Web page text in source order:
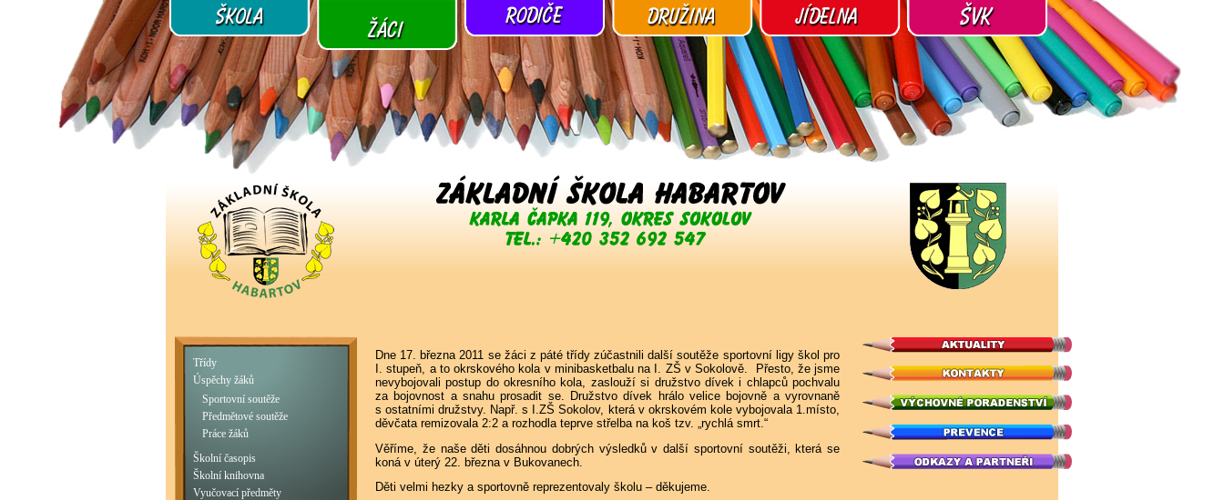
Třídy
Úspěchy žáků
Sportovní soutěže
Předmětové soutěže
Práce žáků
Školní časopis
Školní knihovna
Vyučovací předměty
Dne 17. března 2011 se žáci z páté třídy zúčastnili další soutěže sportovní ligy škol pro
I. stupeň, a to okrskového kola v minibasketbalu na I. ZŠ v Sokolově. Přesto, že jsme
nevybojovali postup do okresního kola, zaslouží si družstvo dívek i chlapců pochvalu
za bojovnost a snahu prosadit se. Družstvo dívek hrálo velice bojovně a vyrovnaně
s ostatními družstvy. Např. s I.ZŠ Sokolov, která v okrskovém kole vybojovala 1.místo,
děvčata remizovala 2:2 a rozhodla teprve střelba na koš tzv. „rychlá smrt.“
Věříme, že naše děti dosáhnou dobrých výsledků v další sportovní soutěži, která se
koná v úterý 22. března v Bukovanech.
Děti velmi hezky a sportovně reprezentovaly školu – děkujeme.